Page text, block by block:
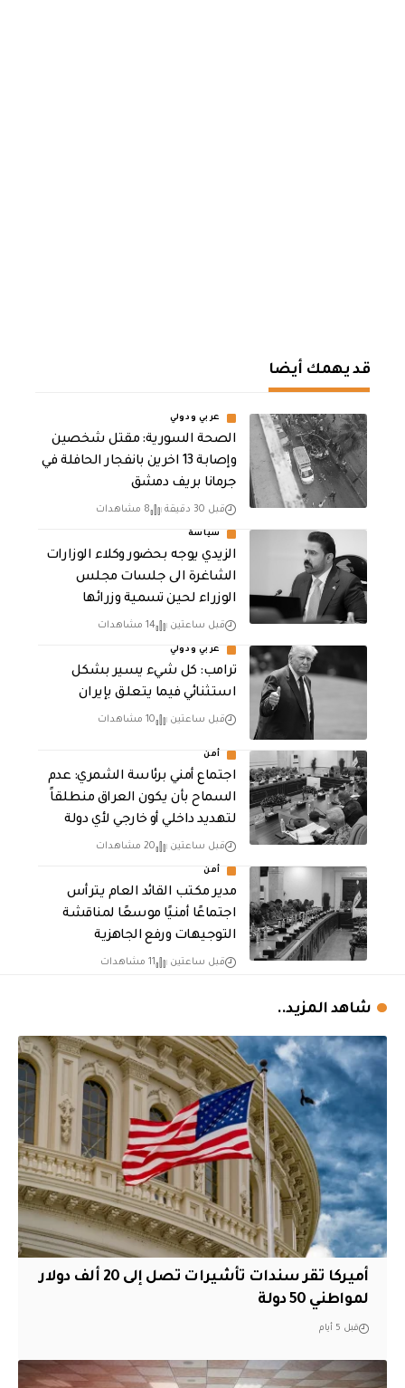
قد يهمك أيضا
عربي ودولي
الصحة السورية: مقتل شخصين
وإصابة 13 اخرين بانفجار الحافلة في
جرمانا بريف دمشق
قبل 30 دقيقة 8 مشاهدات
سياسة
الزيدي يوجه بحضور وكلاء الوزارات
الشاغرة الى جلسات مجلس
الوزراء لحين تسمية وزرائها
قبل ساعتين 14 مشاهدات
عربي ودولي
ترامب: كل شيء يسير بشكل
استثنائي فيما يتعلق بإيران
قبل ساعتين 10 مشاهدات
أمن
اجتماع أمني برئاسة الشمري: عدم
السماح بأن يكون العراق منطلقاً
لتهديد داخلي أو خارجي لأي دولة
قبل ساعتين 20 مشاهدات
أمن
مدير مكتب القائد العام يترأس
اجتماعًا أمنيًا موسعًا لمناقشة
التوجيهات ورفع الجاهزية
قبل ساعتين 11 مشاهدات
شاهد المزيد..
أميركا تقر سندات تأشيرات تصل إلى 20 ألف دولار
لمواطني 50 دولة
قبل 5 أيام